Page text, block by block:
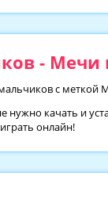
- Мечи
с меткой
качать и
онлайн!